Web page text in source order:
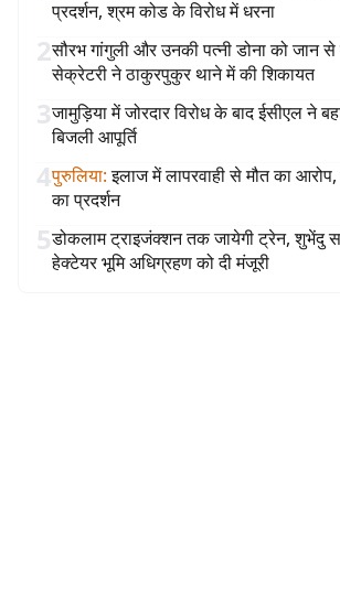
प्रदर्शन, श्रम कोड के विरोध में धरना
2सौरभ गांगुली और उनकी पत्नी डोना को जान
सेक्रेटरी ने ठाकुरपुकुर थाने में की शिकायत
3जामुड़िया में जोरदार विरोध के बाद ईसीएल ने
बिजली आपूर्ति
4पुरुलिया: इलाज में लापरवाही से मौत का
का प्रदर्शन
5डोकलाम ट्राइजंक्शन तक जायेगी ट्रेन, शुभेंदु
हेक्टेयर भूमि अधिग्रहण को दी मंजूरी